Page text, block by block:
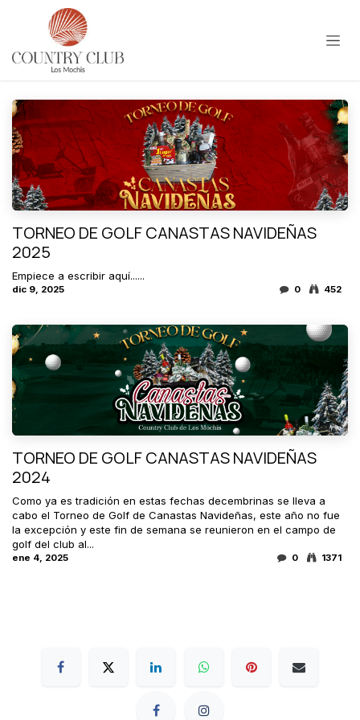
Ir al contenido
TORNEO DE GOLF CANASTAS NAVIDEÑAS
2025
Empiece a escribir aquí......
dic 9, 2025 0 452
TORNEO DE GOLF CANASTAS NAVIDEÑAS
2024
Como ya es tradición en estas fechas decembrinas se lleva a
cabo el Torneo de Golf de Canastas Navideñas, este año no fue
la excepción y este fin de semana se reunieron en el campo de
golf del club al...
ene 4, 2025 0 1371